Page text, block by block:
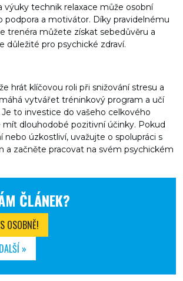
výuky technik relaxace může osobní
podpora a motivátor. Díky pravidelnému
trenéra můžete získat sebedůvěru a
důležité pro psychické zdraví.
hrát klíčovou roli při snižování stresu a
vytvářet tréninkový program a učí
to investice do vašeho celkového
mít dlouhodobé pozitivní účinky. Pokud
nebo úzkostliví, uvažujte o spolupráci s
a začněte pracovat na svém psychickém
ČLÁNEK?
OSOBNĚ!
»